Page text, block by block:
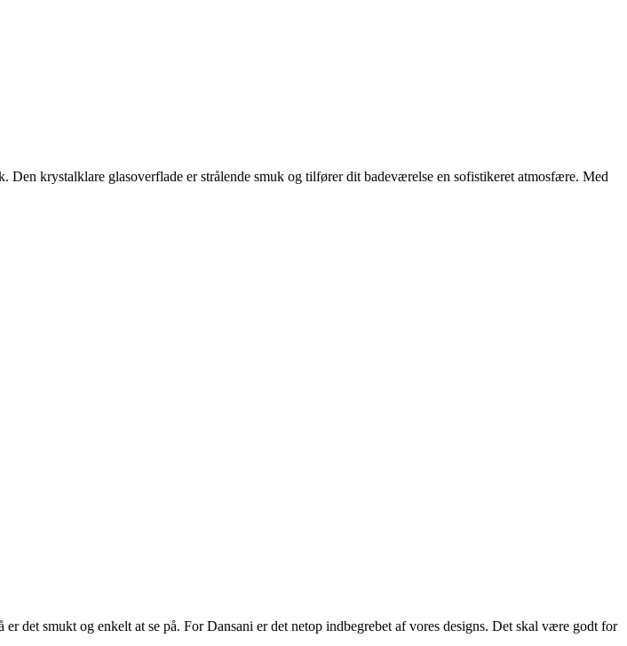
krystalklare glasoverflade er strålende smuk og tilfører dit badeværelse en sofistikeret atmosfære. Med
det smukt og enkelt at se på. For Dansani er det netop indbegrebet af vores designs. Det skal være godt for